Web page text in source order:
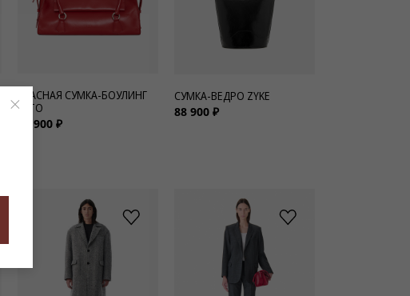
КРАСНАЯ СУМКА-БОУЛИНГ
ALTO
88 900 ₽
СУМКА-ВЕДРО ZYKE
88 900 ₽
×